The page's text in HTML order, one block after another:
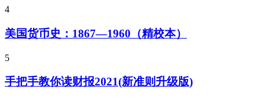
4
美国货币史：1867—1960（精校本）
5
手把手教你读财报2021(新准则升级版)